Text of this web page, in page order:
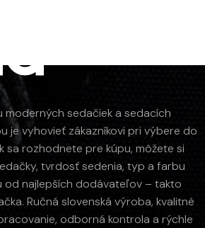
moderných sedačiek a sedacích
je vyhovieť zákazníkovi pri výbere do
sa rozhodnete pre kúpu, môžete si
tvrdosť sedenia, typ a farbu
od najlepších dodávateľov – takto
Ručná slovenská výroba, kvalitné
odborná kontrola a rýchle